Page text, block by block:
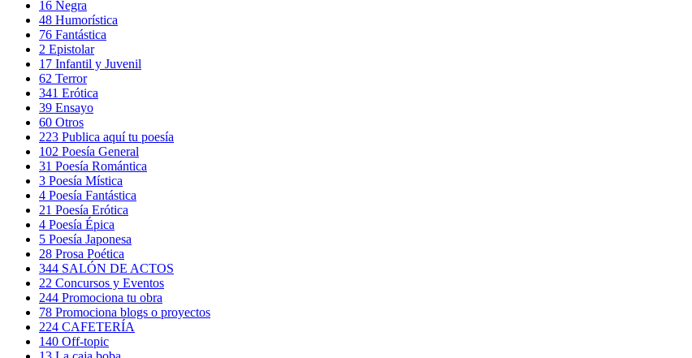
16 Negra
48 Humorística
76 Fantástica
2 Epistolar
17 Infantil y Juvenil
62 Terror
341 Erótica
39 Ensayo
60 Otros
223 Publica aquí tu poesía
102 Poesía General
31 Poesía Romántica
3 Poesía Mística
4 Poesía Fantástica
21 Poesía Erótica
4 Poesía Épica
5 Poesía Japonesa
28 Prosa Poética
344 SALÓN DE ACTOS
22 Concursos y Eventos
244 Promociona tu obra
78 Promociona blogs o proyectos
224 CAFETERÍA
140 Off-topic